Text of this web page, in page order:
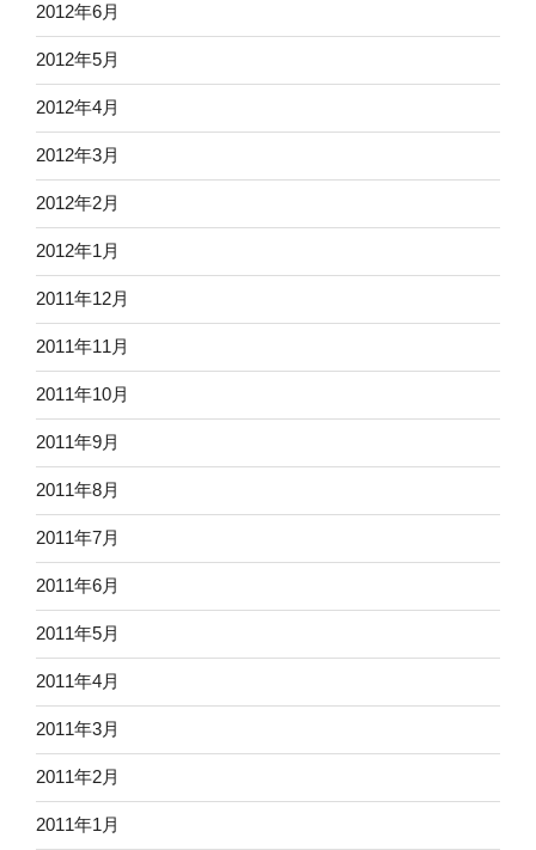
2012年6月
2012年5月
2012年4月
2012年3月
2012年2月
2012年1月
2011年12月
2011年11月
2011年10月
2011年9月
2011年8月
2011年7月
2011年6月
2011年5月
2011年4月
2011年3月
2011年2月
2011年1月